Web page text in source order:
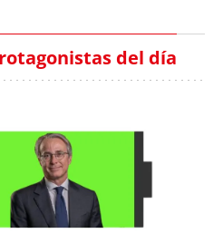
del día